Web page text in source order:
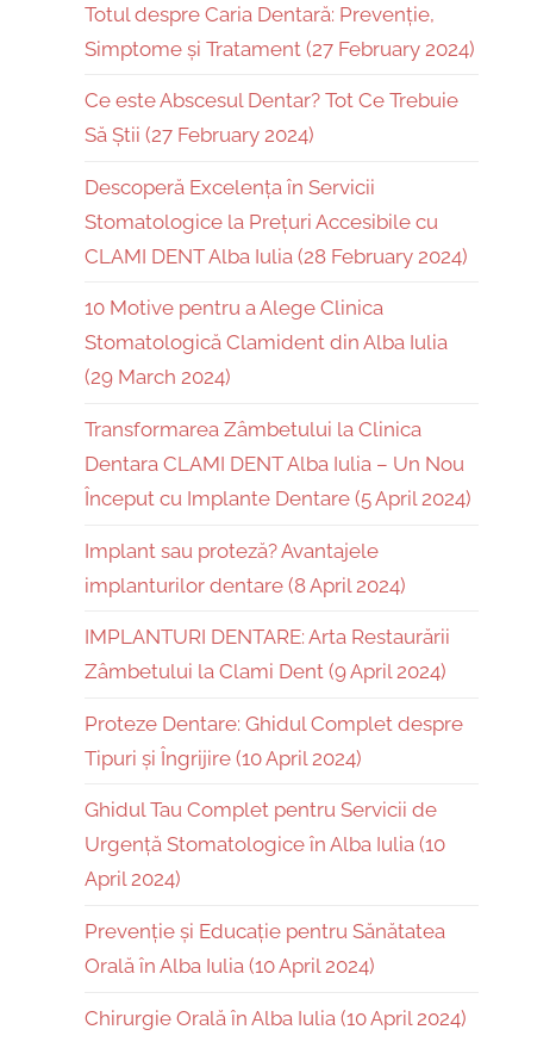
Totul despre Caria Dentară: Prevenție,
Simptome și Tratament (27 February 2024)
Ce este Abscesul Dentar? Tot Ce Trebuie
Să Știi (27 February 2024)
Descoperă Excelența în Servicii
Stomatologice la Prețuri Accesibile cu
CLAMI DENT Alba Iulia (28 February 2024)
10 Motive pentru a Alege Clinica
Stomatologică Clamident din Alba Iulia
(29 March 2024)
Transformarea Zâmbetului la Clinica
Dentara CLAMI DENT Alba Iulia – Un Nou
Început cu Implante Dentare (5 April 2024)
Implant sau proteză? Avantajele
implanturilor dentare (8 April 2024)
IMPLANTURI DENTARE: Arta Restaurării
Zâmbetului la Clami Dent (9 April 2024)
Proteze Dentare: Ghidul Complet despre
Tipuri și Îngrijire (10 April 2024)
Ghidul Tau Complet pentru Servicii de
Urgență Stomatologice în Alba Iulia (10
April 2024)
Prevenție și Educație pentru Sănătatea
Orală în Alba Iulia (10 April 2024)
Chirurgie Orală în Alba Iulia (10 April 2024)